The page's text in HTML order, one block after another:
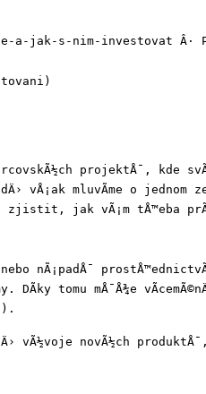
a-jak-s-nim-investovat
projektÅ¯, kde
vÅ¡ak mluvÃ­me o
zjistit, jak vÃ¡m tÅ™eba
nÃ¡padÅ¯
tomu mÅ¯Å¾e
vÃ½voje novÃ½ch